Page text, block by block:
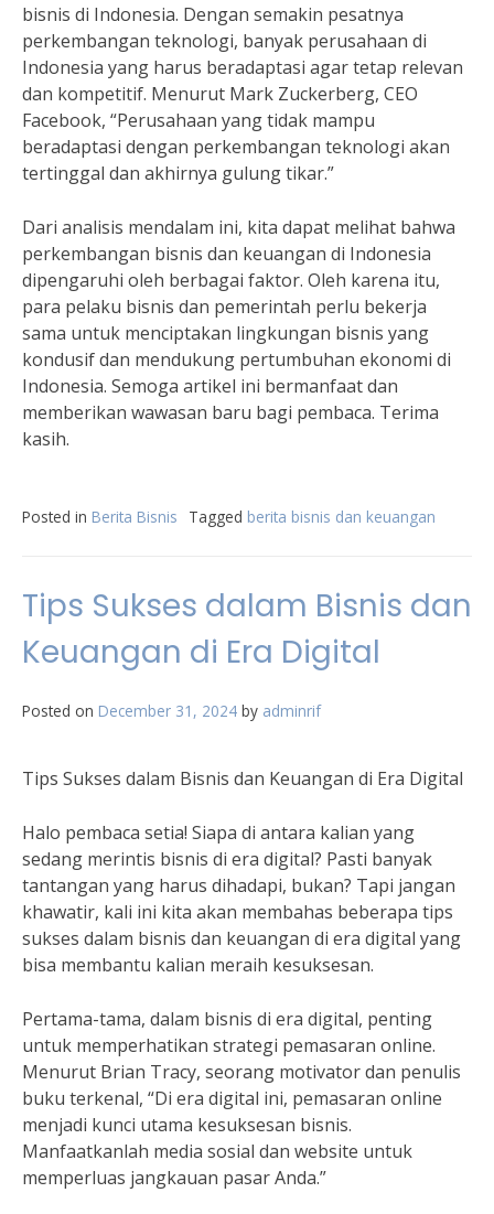
bisnis di Indonesia. Dengan semakin pesatnya
perkembangan teknologi, banyak perusahaan di
Indonesia yang harus beradaptasi agar tetap relevan
dan kompetitif. Menurut Mark Zuckerberg, CEO
Facebook, “Perusahaan yang tidak mampu
beradaptasi dengan perkembangan teknologi akan
tertinggal dan akhirnya gulung tikar.”
Dari analisis mendalam ini, kita dapat melihat bahwa
perkembangan bisnis dan keuangan di Indonesia
dipengaruhi oleh berbagai faktor. Oleh karena itu,
para pelaku bisnis dan pemerintah perlu bekerja
sama untuk menciptakan lingkungan bisnis yang
kondusif dan mendukung pertumbuhan ekonomi di
Indonesia. Semoga artikel ini bermanfaat dan
memberikan wawasan baru bagi pembaca. Terima
kasih.
Posted in Berita Bisnis Tagged berita bisnis dan keuangan
Tips Sukses dalam Bisnis dan
Keuangan di Era Digital
Posted on December 31, 2024 by adminrif
Tips Sukses dalam Bisnis dan Keuangan di Era Digital
Halo pembaca setia! Siapa di antara kalian yang
sedang merintis bisnis di era digital? Pasti banyak
tantangan yang harus dihadapi, bukan? Tapi jangan
khawatir, kali ini kita akan membahas beberapa tips
sukses dalam bisnis dan keuangan di era digital yang
bisa membantu kalian meraih kesuksesan.
Pertama-tama, dalam bisnis di era digital, penting
untuk memperhatikan strategi pemasaran online.
Menurut Brian Tracy, seorang motivator dan penulis
buku terkenal, “Di era digital ini, pemasaran online
menjadi kunci utama kesuksesan bisnis.
Manfaatkanlah media sosial dan website untuk
memperluas jangkauan pasar Anda.”